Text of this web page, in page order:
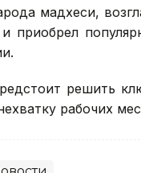
мадхеси,
решить
рабочих